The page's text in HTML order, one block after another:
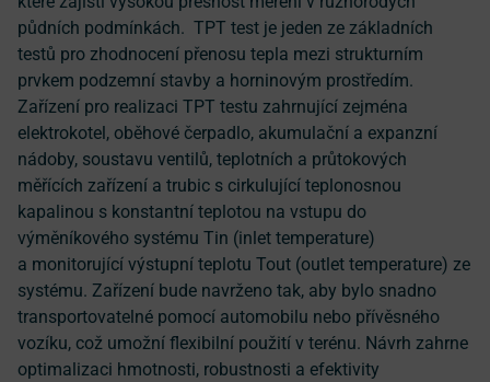
půdních podmínkách. TPT test je jeden ze základních
testů pro zhodnocení přenosu tepla mezi strukturním
prvkem podzemní stavby a horninovým prostředím.
Zařízení pro realizaci TPT testu zahrnující zejména
elektrokotel, oběhové čerpadlo, akumulační a expanzní
nádoby, soustavu ventilů, teplotních a průtokových
měřících zařízení a trubic s cirkulující teplonosnou
kapalinou s konstantní teplotou na vstupu do
výměníkového systému Tin (inlet temperature)
a monitorující výstupní teplotu Tout (outlet temperature) ze
systému. Zařízení bude navrženo tak, aby bylo snadno
transportovatelné pomocí automobilu nebo přívěsného
vozíku, což umožní flexibilní použití v terénu. Návrh zahrne
optimalizaci hmotnosti, robustnosti a efektivity